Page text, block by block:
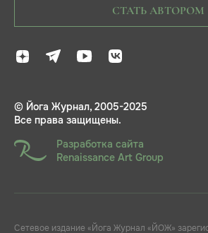
СТАТЬ АВТОРОМ
© Йога Журнал, 2005-2025
Все права защищены.
Разработка сайта
Renaissance Art Group
Сетевое издание «Йога Журнал «ЙОЖ»